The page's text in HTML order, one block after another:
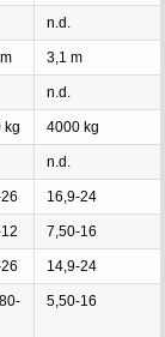
n.d.
3,1 m
n.d.
kg 4000 kg
n.d.
16,9-24
7,50-16
14,9-24
5,50-16